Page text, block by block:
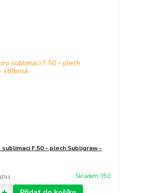
sublimaci F.50 - plech Subligraw -
Skladem 350